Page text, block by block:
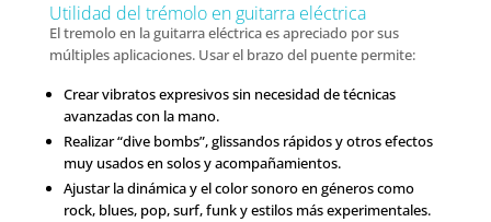
Utilidad del trémolo en guitarra eléctrica
El tremolo en la guitarra eléctrica es apreciado por sus
múltiples aplicaciones. Usar el brazo del puente permite:
Crear vibratos expresivos sin necesidad de técnicas
avanzadas con la mano.
Realizar “dive bombs”, glissandos rápidos y otros efectos
muy usados en solos y acompañamientos.
Ajustar la dinámica y el color sonoro en géneros como
rock, blues, pop, surf, funk y estilos más experimentales.